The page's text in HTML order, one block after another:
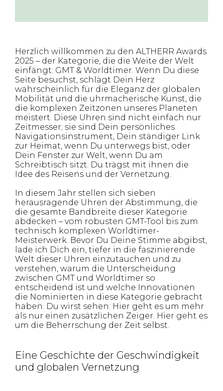
Herzlich willkommen zu den ALTHERR Awards
2025 – der Kategorie, die die Weite der Welt
einfängt: GMT & Worldtimer. Wenn Du diese
Seite besuchst, schlägt Dein Herz
wahrscheinlich für die Eleganz der globalen
Mobilität und die uhrmacherische Kunst, die
die komplexen Zeitzonen unseres Planeten
meistert. Diese Uhren sind nicht einfach nur
Zeitmesser; sie sind Dein persönliches
Navigationsinstrument, Dein ständiger Link
zur Heimat, wenn Du unterwegs bist, oder
Dein Fenster zur Welt, wenn Du am
Schreibtisch sitzt. Du trägst mit ihnen die
Idee des Reisens und der Vernetzung.
In diesem Jahr stellen sich sieben
herausragende Uhren der Abstimmung, die
die gesamte Bandbreite dieser Kategorie
abdecken – vom robusten GMT-Tool bis zum
technisch komplexen Worldtimer-
Meisterwerk. Bevor Du Deine Stimme abgibst,
lade ich Dich ein, tiefer in die faszinierende
Welt dieser Uhren einzutauchen und zu
verstehen, warum die Unterscheidung
zwischen GMT und Worldtimer so
entscheidend ist und welche Innovationen
die Nominierten in diese Kategorie gebracht
haben. Du wirst sehen: Hier geht es um mehr
als nur einen zusätzlichen Zeiger. Hier geht es
um die Beherrschung der Zeit selbst.
Eine Geschichte der Geschwindigkeit
und globalen Vernetzung